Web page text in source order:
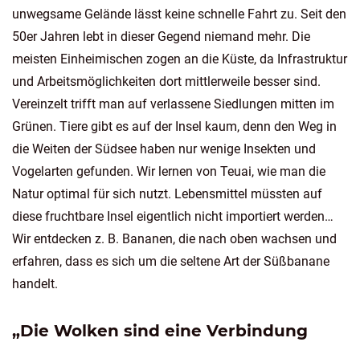
unwegsame Gelände lässt keine schnelle Fahrt zu. Seit den
50er Jahren lebt in dieser Gegend niemand mehr. Die
meisten Einheimischen zogen an die Küste, da Infrastruktur
und Arbeitsmöglichkeiten dort mittlerweile besser sind.
Vereinzelt trifft man auf verlassene Siedlungen mitten im
Grünen. Tiere gibt es auf der Insel kaum, denn den Weg in
die Weiten der Südsee haben nur wenige Insekten und
Vogelarten gefunden. Wir lernen von Teuai, wie man die
Natur optimal für sich nutzt. Lebensmittel müssten auf
diese fruchtbare Insel eigentlich nicht importiert werden…
Wir entdecken z. B. Bananen, die nach oben wachsen und
erfahren, dass es sich um die seltene Art der Süßbanane
handelt.
„Die Wolken sind eine Verbindung